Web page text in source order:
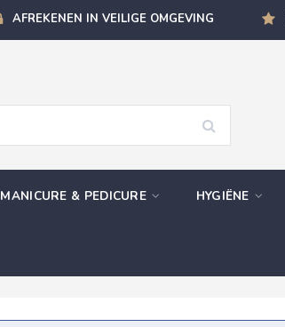
AFREKENEN IN VEILIGE OMGEVING
MANICURE & PEDICURE HYGIËNE